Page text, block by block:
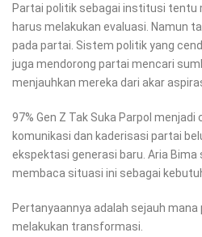
Partai politik sebagai institusi tentu
harus melakukan evaluasi. Namun
pada partai. Sistem politik yang
juga mendorong partai mencari
menjauhkan mereka dari akar
97% Gen Z Tak Suka Parpol menjadi
komunikasi dan kaderisasi partai
ekspektasi generasi baru. Aria
membaca situasi ini sebagai
Pertanyaannya adalah sejauh mana
melakukan transformasi.